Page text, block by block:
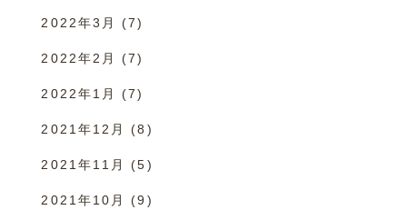
2022年3月 (7)
2022年2月 (7)
2022年1月 (7)
2021年12月 (8)
2021年11月 (5)
2021年10月 (9)